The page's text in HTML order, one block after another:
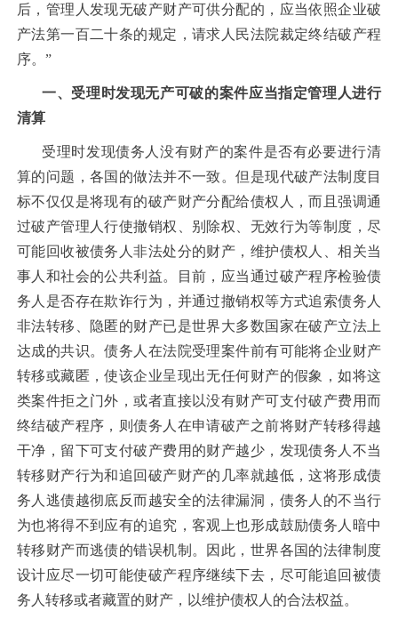
后，管理人发现无破产财产可供分配的，应当依照企业破
产法第一百二十条的规定，请求人民法院裁定终结破产程
序。”
一、受理时发现无产可破的案件应当指定管理人进行
清算
受理时发现债务人没有财产的案件是否有必要进行清
算的问题，各国的做法并不一致。但是现代破产法制度目
标不仅仅是将现有的破产财产分配给债权人，而且强调通
过破产管理人行使撤销权、别除权、无效行为等制度，尽
可能回收被债务人非法处分的财产，维护债权人、相关当
事人和社会的公共利益。目前，应当通过破产程序检验债
务人是否存在欺诈行为，并通过撤销权等方式追索债务人
非法转移、隐匿的财产已是世界大多数国家在破产立法上
达成的共识。债务人在法院受理案件前有可能将企业财产
转移或藏匿，使该企业呈现出无任何财产的假象，如将这
类案件拒之门外，或者直接以没有财产可支付破产费用而
终结破产程序，则债务人在申请破产之前将财产转移得越
干净，留下可支付破产费用的财产越少，发现债务人不当
转移财产行为和追回破产财产的几率就越低，这将形成债
务人逃债越彻底反而越安全的法律漏洞，债务人的不当行
为也将得不到应有的追究，客观上也形成鼓励债务人暗中
转移财产而逃债的错误机制。因此，世界各国的法律制度
设计应尽一切可能使破产程序继续下去，尽可能追回被债
务人转移或者藏置的财产，以维护债权人的合法权益。